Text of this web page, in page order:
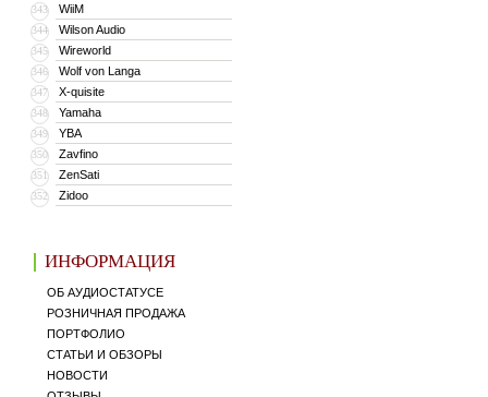
343 WiiM
344 Wilson Audio
345 Wireworld
346 Wolf von Langa
347 X-quisite
348 Yamaha
349 YBA
350 Zavfino
351 ZenSati
352 Zidoo
ИНФОРМАЦИЯ
ОБ АУДИОСТАТУСЕ
РОЗНИЧНАЯ ПРОДАЖА
ПОРТФОЛИО
СТАТЬИ И ОБЗОРЫ
НОВОСТИ